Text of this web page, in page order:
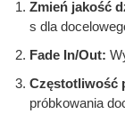
Zmień jakość
s dla
Fade In/Out:
Częstotliwość
próbkowania